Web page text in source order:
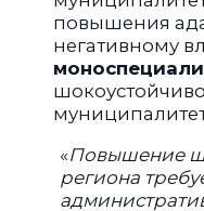
«Повышение
региона
подчеркнул
для